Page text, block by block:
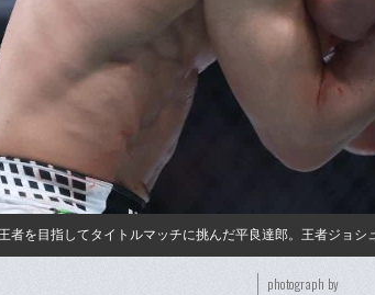
者を目指してタイトルマッチに挑んだ平良達郎。王者ジョ
photograph by